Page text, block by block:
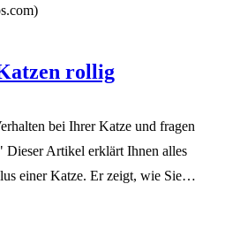
rollig
bei Ihrer Katze und fragen
Artikel erklärt Ihnen alles
einer Katze. Er zeigt, wie Sie…